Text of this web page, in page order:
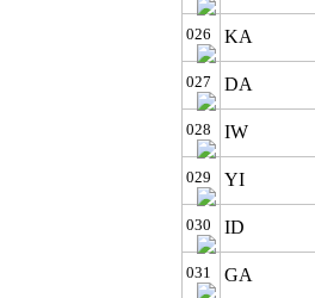
026 KA
027 DA
028 IW
029 YI
030 ID
031 GA